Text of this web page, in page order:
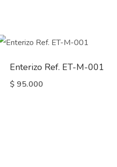
Enterizo Ref. ET-M-001
$ 95.000